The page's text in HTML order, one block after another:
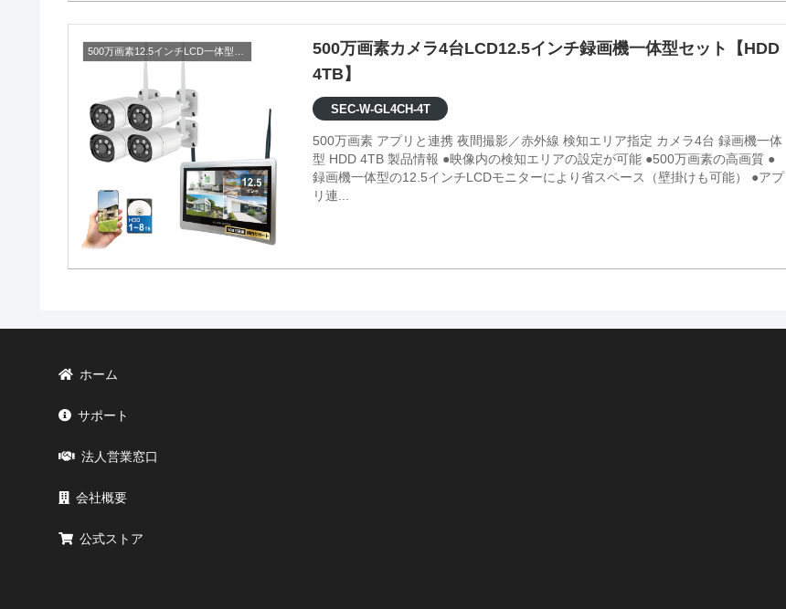
500万画素カメラ4台LCD12.5インチ録画機一体型セット【HDD
4TB】
SEC-W-GL4CH-4T
500万画素 アプリと連携 夜間撮影／赤外線 検知エリア指定 カメラ4台 録画機一体
型 HDD 4TB 製品情報 ●映像内の検知エリアの設定が可能 ●500万画素の高画質 ●
録画機一体型の12.5インチLCDモニターにより省スペース（壁掛けも可能） ●アプ
リ連...
ホーム
サポート
法人営業窓口
会社概要
公式ストア